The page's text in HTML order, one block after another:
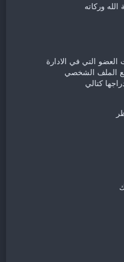
وركاته​
التي في الادارة
الملف الشخصي
كتالي​